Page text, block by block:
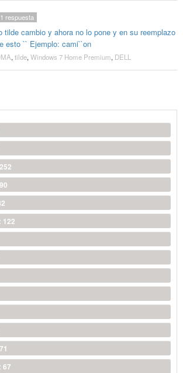
tilde cambio y ahora no lo pone y en su reemplazo
esto `` Ejemplo: cami``on
1 respuesta
, tilde, Windows 7 Home Premium, DELL
122
67